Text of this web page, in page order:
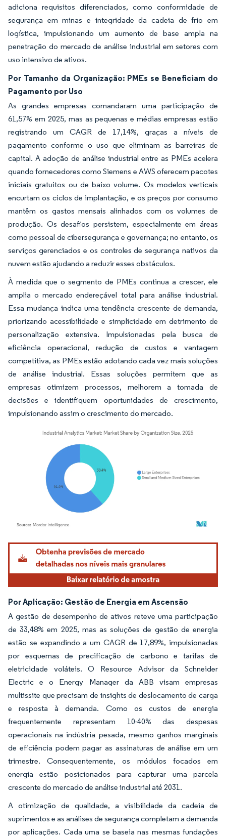
adiciona requisitos diferenciados, como conformidade de
segurança em minas e integridade da cadeia de frio em
logística, impulsionando um aumento de base ampla na
penetração do mercado de análise industrial em setores com
uso intensivo de ativos.
Por Tamanho da Organização: PMEs se Beneficiam do
Pagamento por Uso
As grandes empresas comandaram uma participação de
61,57% em 2025, mas as pequenas e médias empresas estão
registrando um CAGR de 17,14%, graças a níveis de
pagamento conforme o uso que eliminam as barreiras de
capital. A adoção de análise industrial entre as PMEs acelera
quando fornecedores como Siemens e AWS oferecem pacotes
iniciais gratuitos ou de baixo volume. Os modelos verticais
encurtam os ciclos de implantação, e os preços por consumo
mantêm os gastos mensais alinhados com os volumes de
produção. Os desafios persistem, especialmente em áreas
como pessoal de cibersegurança e governança; no entanto, os
serviços gerenciados e os controles de segurança nativos da
nuvem estão ajudando a reduzir esses obstáculos.
À medida que o segmento de PMEs continua a crescer, ele
amplia o mercado endereçável total para análise industrial.
Essa mudança indica uma tendência crescente de demanda,
priorizando acessibilidade e simplicidade em detrimento de
personalização extensiva. Impulsionadas pela busca de
eficiência operacional, redução de custos e vantagem
competitiva, as PMEs estão adotando cada vez mais soluções
de análise industrial. Essas soluções permitem que as
empresas otimizem processos, melhorem a tomada de
decisões e identifiquem oportunidades de crescimento,
impulsionando assim o crescimento do mercado.
Imagem © Mordor Intelligence. O reuso requer atribuição conforme CC BY 4.0.
Por Aplicação: Gestão de Energia em Ascensão
A gestão de desempenho de ativos reteve uma participação
de 33,48% em 2025, mas as soluções de gestão de energia
estão se expandindo a um CAGR de 17,89%, impulsionadas
por esquemas de precificação de carbono e tarifas de
eletricidade voláteis. O Resource Advisor da Schneider
Electric e o Energy Manager da ABB visam empresas
multissite que precisam de insights de deslocamento de carga
e resposta à demanda. Como os custos de energia
frequentemente representam 10-40% das despesas
operacionais na indústria pesada, mesmo ganhos marginais
de eficiência podem pagar as assinaturas de análise em um
trimestre. Consequentemente, os módulos focados em
energia estão posicionados para capturar uma parcela
crescente do mercado de análise industrial até 2031.
A otimização de qualidade, a visibilidade da cadeia de
suprimentos e as análises de segurança completam a demanda
por aplicações. Cada uma se baseia nas mesmas fundações